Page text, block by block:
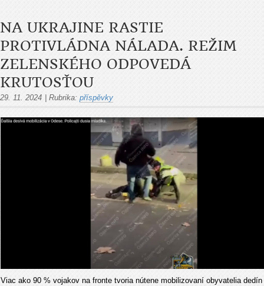
NA UKRAJINE RASTIE
PROTIVLÁDNA NÁLADA. REŽIM
ZELENSKÉHO ODPOVEDÁ
KRUTOSŤOU
29. 11. 2024 | Rubrika: příspěvky
Viac ako 90 % vojakov na fronte tvoria nútene mobilizovaní obyvatelia dedín